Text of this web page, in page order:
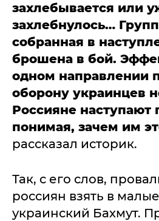
захлебывается или
захлебнулось…
собранная в
брошена в бой.
одном направлении
оборону украинцев
Россияне наступают
понимая, зачем им
рассказал историк.
Так, с его слов,
россиян взять в
украинский Бахмут.